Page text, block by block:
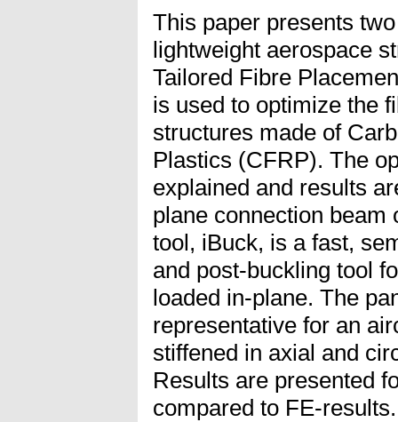
This paper presents
lightweight aerospace
Tailored Fibre
is used to optimize the
structures made of
Plastics (CFRP). The
explained and results
plane connection beam
tool, iBuck, is a fast,
and post-buckling tool
loaded in-plane. The
representative for an
stiffened in axial and
Results are presented
compared to FE-results.